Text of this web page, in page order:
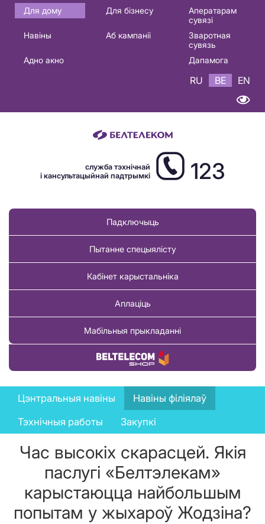
Основная
навигация
Для дому Для бізнесу
Аператарам
сувязі
Навіны
Аб кампаніі
Зваротная
сувязь
Адно акно
Дапамога
RU BE EN
служба тэхнічнай
і кансультацыйнай падтрымкі
123
Падключыць
Пытанне спецыялісту
Кабінет карыстальніка
Аплаціць
Мабільныя прыкладанні
Купіць тавар
News
menu
Цэнтральныя навіны
Навіны філіялаў
Тэхнічныя работы
Закупкі
Час высокіх скарасцей. Якія
паслугі «Белтэлекам»
карыстаюцца найбольшым
попытам у жыхароў Жодзіна?